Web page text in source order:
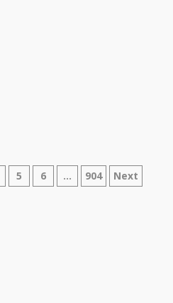
5 6 … 904 Next